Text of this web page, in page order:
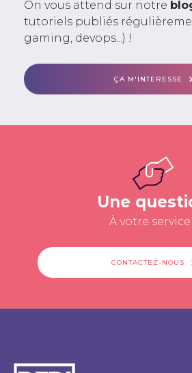
On vous attend sur notre
tutoriels publiés
gaming, devops...) !
ÇA M'INTERESSE
Une
À votre service
CONTACTEZ-NOUS